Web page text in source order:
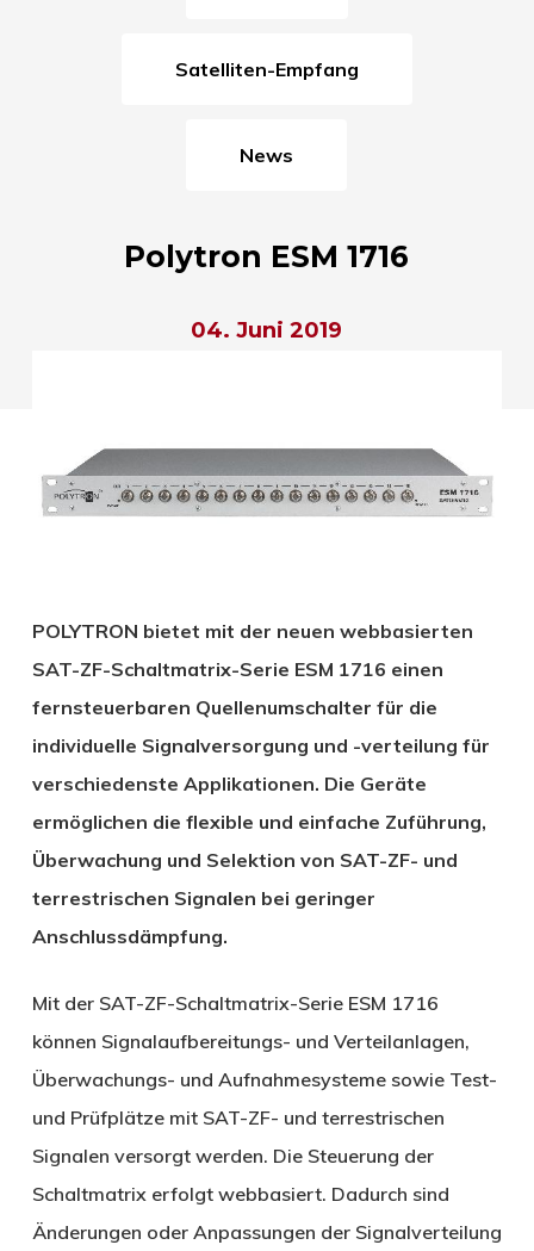
Satelliten-Empfang
News
Polytron ESM 1716
04. Juni 2019
POLYTRON bietet mit der neuen webbasierten
SAT-ZF-Schaltmatrix-Serie ESM 1716 einen
fernsteuerbaren Quellenumschalter für die
individuelle Signalversorgung und -verteilung für
verschiedenste Applikationen. Die Geräte
ermöglichen die flexible und einfache Zuführung,
Überwachung und Selektion von SAT-ZF- und
terrestrischen Signalen bei geringer
Anschlussdämpfung.
Mit der SAT-ZF-Schaltmatrix-Serie ESM 1716
können Signalaufbereitungs- und Verteilanlagen,
Überwachungs- und Aufnahmesysteme sowie Test-
und Prüfplätze mit SAT-ZF- und terrestrischen
Signalen versorgt werden. Die Steuerung der
Schaltmatrix erfolgt webbasiert. Dadurch sind
Änderungen oder Anpassungen der Signalverteilung